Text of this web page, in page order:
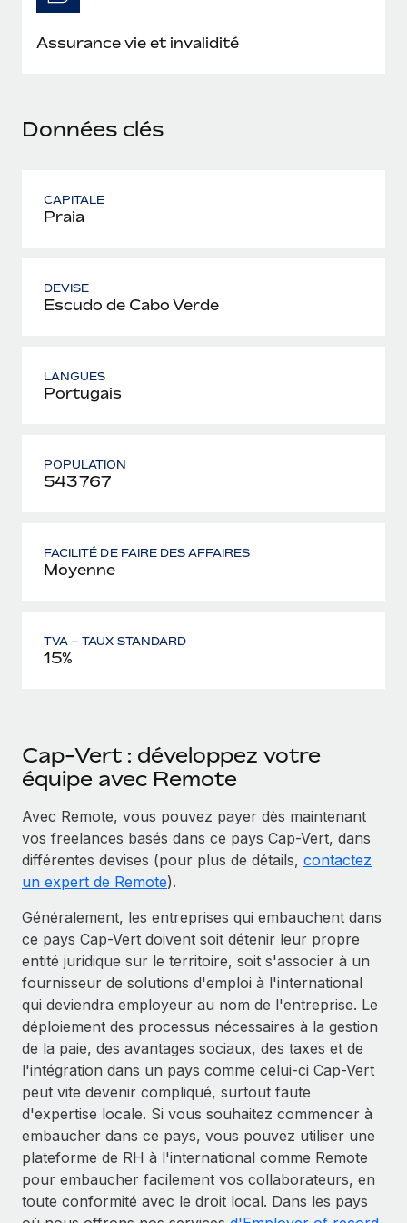
En savoir plus
Assurance vie et invalidité
Données clés
CAPITALE
Praia
DEVISE
Escudo de Cabo Verde
LANGUES
Portugais
POPULATION
543 767
FACILITÉ DE FAIRE DES AFFAIRES
Moyenne
TVA – TAUX STANDARD
15%
Cap-Vert : développez votre
équipe avec Remote
Avec Remote, vous pouvez payer dès maintenant
vos freelances basés dans ce pays Cap-Vert, dans
différentes devises (pour plus de détails, contactez
un expert de Remote).
Généralement, les entreprises qui embauchent dans
ce pays Cap-Vert doivent soit détenir leur propre
entité juridique sur le territoire, soit s'associer à un
fournisseur de solutions d'emploi à l'international
qui deviendra employeur au nom de l'entreprise. Le
déploiement des processus nécessaires à la gestion
de la paie, des avantages sociaux, des taxes et de
l'intégration dans un pays comme celui-ci Cap-Vert
peut vite devenir compliqué, surtout faute
d'expertise locale. Si vous souhaitez commencer à
embaucher dans ce pays, vous pouvez utiliser une
plateforme de RH à l'international comme Remote
pour embaucher facilement vos collaborateurs, en
toute conformité avec le droit local. Dans les pays